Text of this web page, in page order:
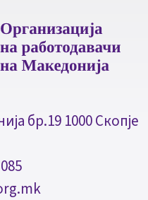
бр.19 1000 Скопје